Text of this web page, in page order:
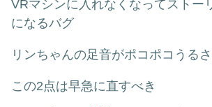
VRマシンに入れなくなってストー
になるバグ
リンちゃんの足音がポコポコうる
この2点は早急に直すべき